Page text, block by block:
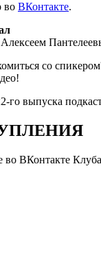
во ВКонтакте.
со
го выпуска
во ВКонтакте